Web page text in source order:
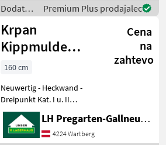
Dodatna oprema za trak
Dodatna
oprema
za
traktorje
/ Hauer
Premium Plus prodajalec
Krpan
Kippmulde
Impos 160x100
mech.
Cena
na
zahtevo
160 cm
Neuwertig - Heckwand -
Dreipunkt Kat. I u. II
Dodatna oprema za
traktorje Nakladalna žlica
LH Pregarten-Gallneukirchen, Pregarten
4224 Wartberg